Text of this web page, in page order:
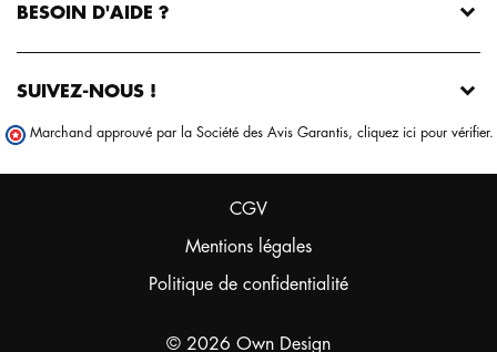
BESOIN D'AIDE ?
SUIVEZ-NOUS !
Marchand approuvé par la Société des Avis Garantis, cliquez ici pour vérifier.
© 2026 Own Design
CGV
Mentions légales
Politique de confidentialité